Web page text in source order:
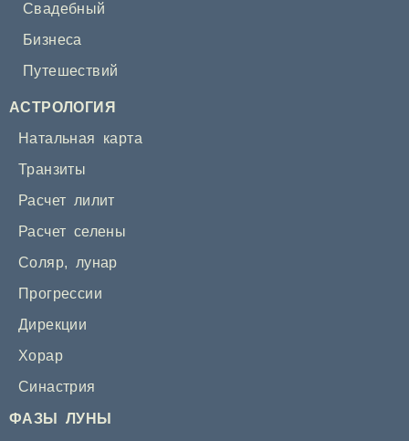
Свадебный
Бизнеса
Путешествий
АСТРОЛОГИЯ
Натальная карта
Транзиты
Расчет лилит
Расчет селены
Соляр, лунар
Прогрессии
Дирекции
Хорар
Синастрия
ФАЗЫ ЛУНЫ